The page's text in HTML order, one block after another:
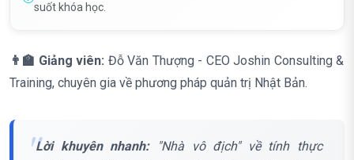
suốt khóa học.
👨‍🏫 Giảng viên: Đỗ Văn Thượng - CEO Joshin Consulting &
Training, chuyên gia về phương pháp quản trị Nhật Bản.
Lời khuyên nhanh:"Nhà vô địch" về tính thực